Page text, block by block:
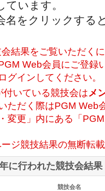
ています。
名をクリックする
結果をご覧いただく
Web会員にご登録
グインしてください。
付いている競技会はメ
ただく際はPGM Web
変更」内にある「
ジ競技結果の無断転
に行われた競技会結果
競技会名